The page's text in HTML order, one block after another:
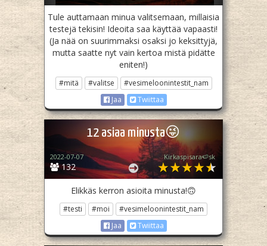
Tule auttamaan minua valitsemaan, millaisia
testejä tekisin! Ideoita saa käyttää vapaasti!
(Ja nää on suurimmaksi osaksi jo keksittyjä,
mutta saatte nyt vain kertoa mistä pidätte
eniten!)
#mitä #valitse
#vesimeloonintestit_nam
Jaa
Twiittaa
12 asiaa minusta😜
132
2022-07-07 Kirkaspisara🍉sk
Elikkäs kerron asioita minusta!🙃
#testi #moi
#vesimeloonintestit_nam
Jaa
Twiittaa